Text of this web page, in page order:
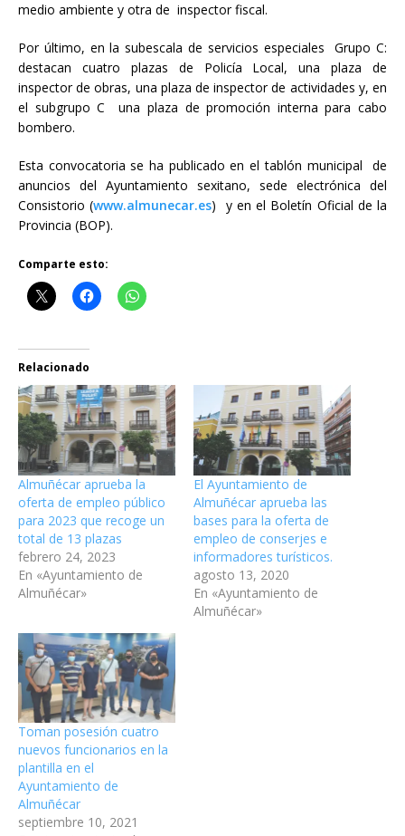
medio ambiente y otra de inspector fiscal.
Por último, en la subescala de servicios especiales Grupo C:
destacan cuatro plazas de Policía Local, una plaza de
inspector de obras, una plaza de inspector de actividades y, en
el subgrupo C una plaza de promoción interna para cabo
bombero.
Esta convocatoria se ha publicado en el tablón municipal de
anuncios del Ayuntamiento sexitano, sede electrónica del
Consistorio (www.almunecar.es) y en el Boletín Oficial de la
Provincia (BOP).
Comparte esto:
Relacionado
Almuñécar aprueba la
oferta de empleo público
para 2023 que recoge un
total de 13 plazas
febrero 24, 2023
En «Ayuntamiento de
Almuñécar»
El Ayuntamiento de
Almuñécar aprueba las
bases para la oferta de
empleo de conserjes e
informadores turísticos.
agosto 13, 2020
En «Ayuntamiento de
Almuñécar»
Toman posesión cuatro
nuevos funcionarios en la
plantilla en el
Ayuntamiento de
Almuñécar
septiembre 10, 2021